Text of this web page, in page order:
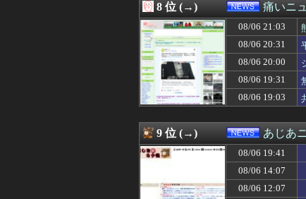
08/06 20:33
【遊戯王】「
08/06 20:33
【悲報】Deフ
08/06 20:32
ゲーフリ「
08/06 20:31
平和の日に黙
08/06 20:31
ちいかわ、モ
08/06 20:30
【朗報】岸孝
08/06 20:30
新人女性声優
08/06 20:30
【悲報】生成
08/06 20:30
10数年前、結
08/06 20:30
【ヤニねこ】
08/06 20:30
【渡邊渚】
ストリートフ
パヨク「アジ
08/06 20:27
【悲報】ヒカ
8 位 (→) 痛いニ
08/06 21:03
08/06 20:31
08/06 20:00
08/06 19:31
08/06 19:03
9 位 (→) あじあ
08/06 19:41
08/06 14:07
08/06 12:07